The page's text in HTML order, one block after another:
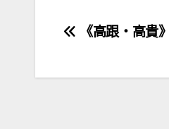
文 《高跟‧高貴